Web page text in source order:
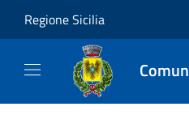
Regione Sicilia